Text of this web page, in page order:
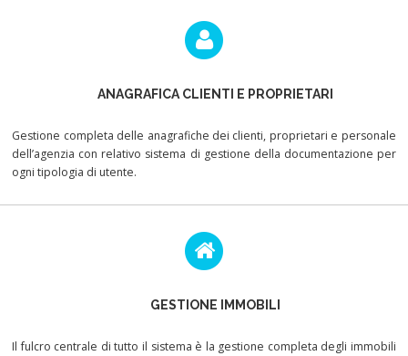
ANAGRAFICA CLIENTI E PROPRIETARI
Gestione completa delle anagrafiche dei clienti, proprietari e personale
dell’agenzia con relativo sistema di gestione della documentazione per
ogni tipologia di utente.
GESTIONE IMMOBILI
Il fulcro centrale di tutto il sistema è la gestione completa degli immobili